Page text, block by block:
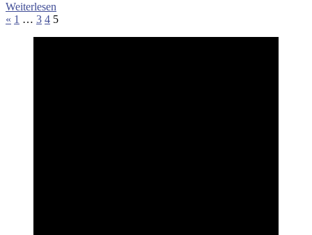
Weiterlesen
Seitennummerierung
« Vorherige
1 … 3 4 5